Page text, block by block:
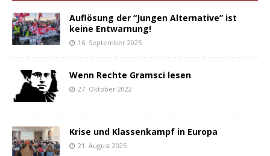
Auflösung der “Jungen Alternative” ist
keine Entwarnung!
16. September 2025
Wenn Rechte Gramsci lesen
27. Oktober 2022
Krise und Klassenkampf in Europa
21. August 2025